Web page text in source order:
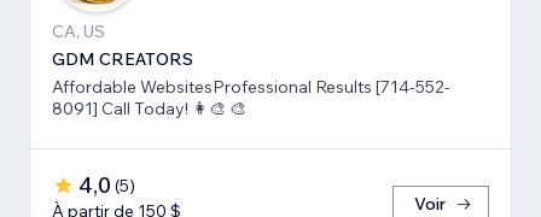
CA, US
GDM CREATORS
Affordable WebsitesProfessional Results [714-552-
8091] Call Today! 👩‍🎨 🎨
4,0 (5)
À partir de 150 $
Voir